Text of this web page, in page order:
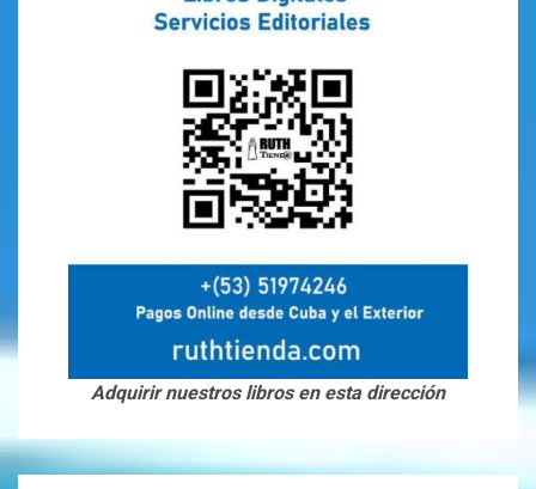
Adquirir nuestros libros en esta dirección